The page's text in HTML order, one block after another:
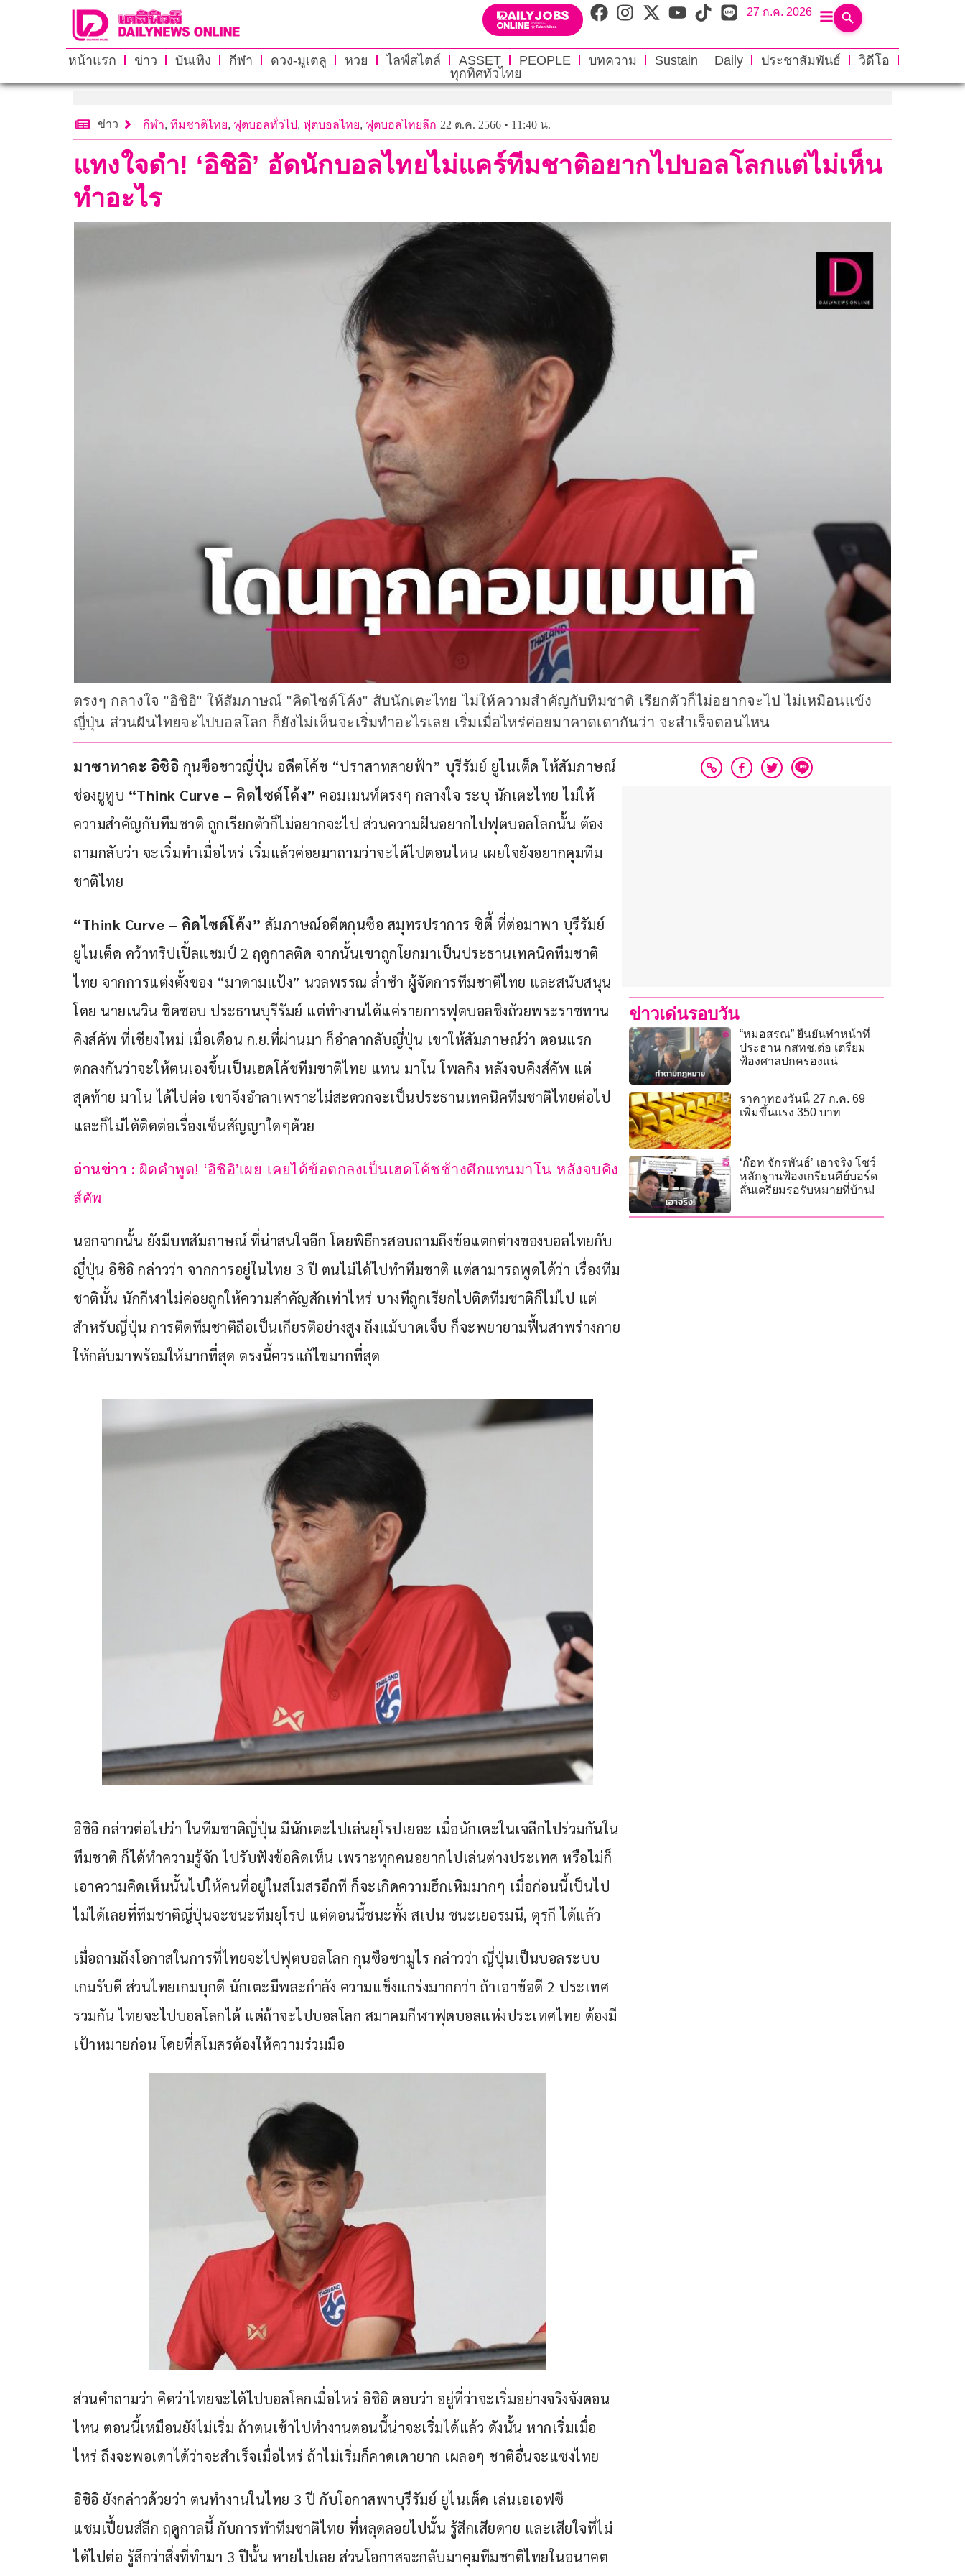
27 ก.ค. 2026
หน้าแรก ข่าว บันเทิง กีฬา ดวง-มูเตลู หวย ไลฟ์สไตล์ ASSET PEOPLE บทความ Sustain Daily ประชาสัมพันธ์
วิดีโอ
ทุกทิศทั่วไทย
ข่าว กีฬา, ทีมชาติไทย, ฟุตบอลทั่วไป, ฟุตบอลไทย, ฟุตบอลไทยลีก 22 ต.ค. 2566 • 11:40 น.
แทงใจดำ! ‘อิชิอิ’ อัดนักบอลไทยไม่แคร์ทีมชาติอยากไปบอลโลกแต่ไม่เห็น
ทำอะไร
ตรงๆ กลางใจ "อิชิอิ" ให้สัมภาษณ์ "คิดไซด์โค้ง" สับนักเตะไทย ไม่ให้ความสำคัญกับทีมชาติ เรียกตัวก็ไม่อยากจะไป ไม่เหมือนแข้ง
ญี่ปุ่น ส่วนฝันไทยจะไปบอลโลก ก็ยังไม่เห็นจะเริ่มทำอะไรเลย เริ่มเมื่อไหร่ค่อยมาคาดเดากันว่า จะสำเร็จตอนไหน
มาซาทาดะ อิชิอิ กุนซือชาวญี่ปุ่น อดีตโค้ช “ปราสาทสายฟ้า” บุรีรัมย์ ยูไนเต็ด ให้สัมภาษณ์
ช่องยูทูบ “Think Curve – คิดไซด์โค้ง” คอมเมนท์ตรงๆ กลางใจ ระบุ นักเตะไทย ไม่ให้
ความสำคัญกับทีมชาติ ถูกเรียกตัวก็ไม่อยากจะไป ส่วนความฝันอยากไปฟุตบอลโลกนั้น ต้อง
ถามกลับว่า จะเริ่มทำเมื่อไหร่ เริ่มแล้วค่อยมาถามว่าจะได้ไปตอนไหน เผยใจยังอยากคุมทีม
ชาติไทย
“Think Curve – คิดไซด์โค้ง” สัมภาษณ์อดีตกุนซือ สมุทรปราการ ซิตี้ ที่ต่อมาพา บุรีรัมย์
ยูไนเต็ด คว้าทริปเปิ้ลแชมป์ 2 ฤดูกาลติด จากนั้นเขาถูกโยกมาเป็นประธานเทคนิคทีมชาติ
ไทย จากการแต่งตั้งของ “มาดามแป้ง” นวลพรรณ ล่ำซำ ผู้จัดการทีมชาติไทย และสนับสนุน
โดย นายเนวิน ชิดชอบ ประธานบุรีรัมย์ แต่ทำงานได้แค่รายการฟุตบอลชิงถ้วยพระราชทาน
คิงส์คัพ ที่เชียงใหม่ เมื่อเดือน ก.ย.ที่ผ่านมา ก็อำลากลับญี่ปุ่น เขาให้สัมภาษณ์ว่า ตอนแรก
ตกลงกันว่าจะให้ตนเองขึ้นเป็นเฮดโค้ชทีมชาติไทย แทน มาโน โพลกิง หลังจบคิงส์คัพ แต่
สุดท้าย มาโน ได้ไปต่อ เขาจึงอำลาเพราะไม่สะดวกจะเป็นประธานเทคนิคทีมชาติไทยต่อไป
และก็ไม่ได้ติดต่อเรื่องเซ็นสัญญาใดๆด้วย
อ่านข่าว : ผิดคำพูด! ‘อิชิอิ’เผย เคยได้ข้อตกลงเป็นเฮดโค้ชช้างศึกแทนมาโน หลังจบคิง
ส์คัพ
นอกจากนั้น ยังมีบทสัมภาษณ์ ที่น่าสนใจอีก โดยพิธีกรสอบถามถึงข้อแตกต่างของบอลไทยกับ
ญี่ปุ่น อิชิอิ กล่าวว่า จากการอยู่ในไทย 3 ปี ตนไม่ได้ไปทำทีมชาติ แต่สามารถพูดได้ว่า เรื่องทีม
ชาตินั้น นักกีฬาไม่ค่อยถูกให้ความสำคัญสักเท่าไหร่ บางทีถูกเรียกไปติดทีมชาติก็ไม่ไป แต่
สำหรับญี่ปุ่น การติดทีมชาติถือเป็นเกียรติอย่างสูง ถึงแม้บาดเจ็บ ก็จะพยายามฟื้นสาพร่างกาย
ให้กลับมาพร้อมให้มากที่สุด ตรงนี้ควรแก้ไขมากที่สุด
อิชิอิ กล่าวต่อไปว่า ในทีมชาติญี่ปุ่น มีนักเตะไปเล่นยุโรปเยอะ เมื่อนักเตะในเจลีกไปร่วมกันใน
ทีมชาติ ก็ได้ทำความรู้จัก ไปรับฟังข้อคิดเห็น เพราะทุกคนอยากไปเล่นต่างประเทศ หรือไม่ก็
เอาความคิดเห็นนั้นไปให้คนที่อยู่ในสโมสรอีกที ก็จะเกิดความฮึกเหิมมากๆ เมื่อก่อนนี้เป็นไป
ไม่ได้เลยที่ทีมชาติญี่ปุ่นจะชนะทีมยุโรป แต่ตอนนี้ชนะทั้ง สเปน ชนะเยอรมนี, ตุรกี ได้แล้ว
เมื่อถามถึงโอกาสในการที่ไทยจะไปฟุตบอลโลก กุนซือซามูไร กล่าวว่า ญี่ปุ่นเป็นบอลระบบ
เกมรับดี ส่วนไทยเกมบุกดี นักเตะมีพละกำลัง ความแข็งแกร่งมากกว่า ถ้าเอาข้อดี 2 ประเทศ
รวมกัน ไทยจะไปบอลโลกได้ แต่ถ้าจะไปบอลโลก สมาคมกีฬาฟุตบอลแห่งประเทศไทย ต้องมี
เป้าหมายก่อน โดยที่สโมสรต้องให้ความร่วมมือ
ส่วนคำถามว่า คิดว่าไทยจะได้ไปบอลโลกเมื่อไหร่ อิชิอิ ตอบว่า อยู่ที่ว่าจะเริ่มอย่างจริงจังตอน
ไหน ตอนนี้เหมือนยังไม่เริ่ม ถ้าตนเข้าไปทำงานตอนนี้น่าจะเริ่มได้แล้ว ดังนั้น หากเริ่มเมื่อ
ไหร่ ถึงจะพอเดาได้ว่าจะสำเร็จเมื่อไหร่ ถ้าไม่เริ่มก็คาดเดายาก เผลอๆ ชาติอื่นจะแซงไทย
อิชิอิ ยังกล่าวด้วยว่า ตนทำงานในไทย 3 ปี กับโอกาสพาบุรีรัมย์ ยูไนเต็ด เล่นเอเอฟซี
แชมเปี้ยนส์ลีก ฤดูกาลนี้ กับการทำทีมชาติไทย ที่หลุดลอยไปนั้น รู้สึกเสียดาย และเสียใจที่ไม่
ได้ไปต่อ รู้สึกว่าสิ่งที่ทำมา 3 ปีนั้น หายไปเลย ส่วนโอกาสจะกลับมาคุมทีมชาติไทยในอนาคต
ข่าวเด่นรอบวัน
“หมอสรณ” ยืนยันทำหน้าที่
ประธาน กสทช.ต่อ เตรียม
ฟ้องศาลปกครองแน่
ราคาทองวันนี้ 27 ก.ค. 69
เพิ่มขึ้นแรง 350 บาท
‘ก๊อท จักรพันธ์’ เอาจริง โชว์
หลักฐานฟ้องเกรียนคีย์บอร์ด
ลั่นเตรียมรอรับหมายที่บ้าน!